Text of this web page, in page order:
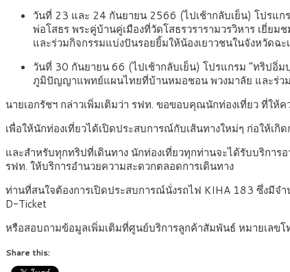
วันที่ 23 และ 24 กันยายน 2566 (ไปเช้ากลับเย็น) โปรแก
พ่อโสธร พระคู่บ้านคู่เมืองที่วัดโสธรวรารามวรวิหาร เยี่
และร่วมกิจกรรมแบ่งปันรอยยิ้มให้น้องเยาวชนในจังหวัดฉะเ
วันที่ 30 กันยายน 66 (ไปเช้ากลับเย็น) โปรแกรม “ทริปอิ่
ภูมิปัญญาแพทย์แผนไทยที่บ้านหมอชอน พวงมาลัย และร่วม
นายเอกรัชฯ กล่าวเพิ่มเติมว่า รฟท. ขอขอบคุณนักท่องเที่ยว ที่ให้
เพื่อให้นักท่องเที่ยวได้เปิดประสบการณ์กับเส้นทางใหม่ๆ ก่อให้เกิ
และสำหรับทุกทริปที่เดินทาง นักท่องเที่ยวทุกท่านจะได้รับบริกา
รฟท. ให้บริการอำนวยความสะดวกตลอดการเดินทาง
ท่านที่สนใจต้องการเปิดประสบการณ์นั่งรถไฟ KIHA 183 ซึ่งมีจ
D-Ticket
หรือสอบถามข้อมูลเพิ่มเติมที่ศูนย์บริการลูกค้าสัมพันธ์ หมายเลข
Share this: